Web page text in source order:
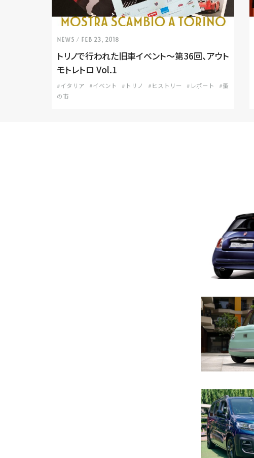
NEWS / Feb 23, 2018
トリノで行われた旧車イベント〜第36回、アウト
モトレトロ Vol.1
#イタリア #イベント #トリノ #ヒストリー #レポート
#蚤
の市